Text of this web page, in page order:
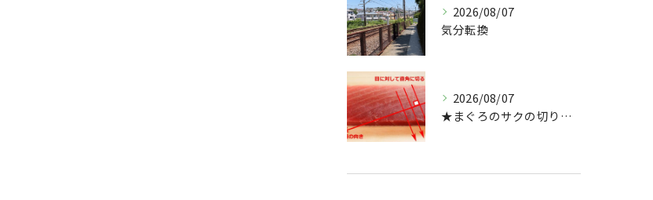
2026/08/07
気分転換
2026/08/07
★まぐろのサクの切り方★